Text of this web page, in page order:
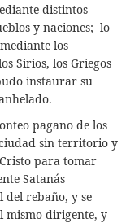
distintos
y naciones; lo
los
Sirios, los Griegos
instaurar su
pagano de los
sin territorio y
para tomar
Satanás
rebaño, y se
mismo dirigente, y